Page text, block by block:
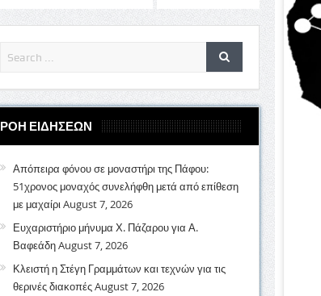
ΡΟΗ ΕΙΔΗΣΕΩΝ
Απόπειρα φόνου σε μοναστήρι της Πάφου:
51χρονος μοναχός συνελήφθη μετά από επίθεση
με μαχαίριAugust 7, 2026
Ευχαριστήριο μήνυμα Χ. Πάζαρου για Α.
ΒαφεάδηAugust 7, 2026
Κλειστή η Στέγη Γραμμάτων και τεχνών για τις
θερινές διακοπέςAugust 7, 2026